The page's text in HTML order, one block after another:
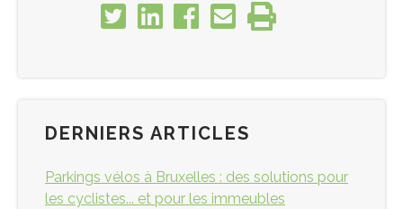
DERNIERS ARTICLES
Parkings vélos à Bruxelles : des solutions pour
les cyclistes... et pour les immeubles